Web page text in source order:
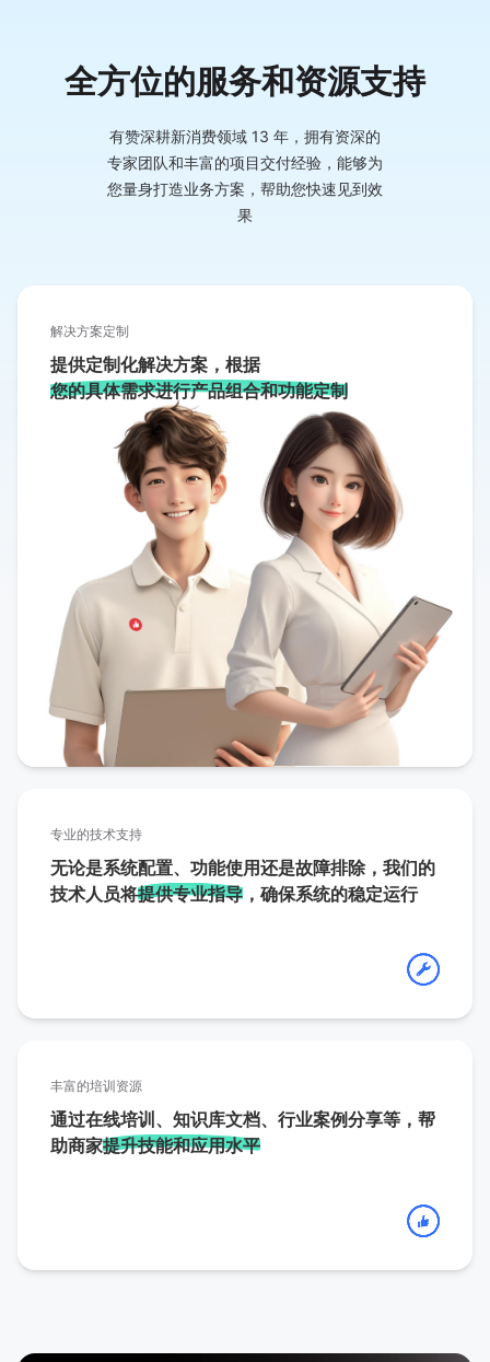
全方位的服务和资源支持
有赞深耕新消费领域 13 年，拥有资深的
专家团队和丰富的项目交付经验，能够为
您量身打造业务方案，帮助您快速见到效
果
解决方案定制
提供定制化解决方案，根据
您的具体需求进行产品组合和功能定制
专业的技术支持
无论是系统配置、功能使用还是故障排除，我们的
技术人员将提供专业指导 ，确保系统的稳定运行
丰富的培训资源
通过在线培训、知识库文档、行业案例分享等，帮
助商家提升技能和应用水平